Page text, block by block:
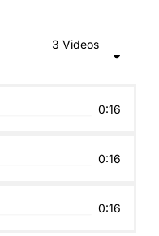
3 Videos
naturaleza encuentra la
0:16
– Fiorano Modenese
0:16
es una elección
0:16